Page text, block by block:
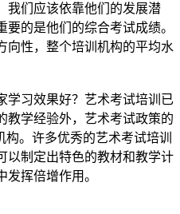
我们应该依靠他们的发展潜
的是他们的综合考试成绩。
向性，整个培训机构的平均水
学习效果好？艺术考试培训已
教学经验外，艺术考试政策的
。许多优秀的艺术考试培训
以制定出特色的教材和教学计
挥倍增作用。